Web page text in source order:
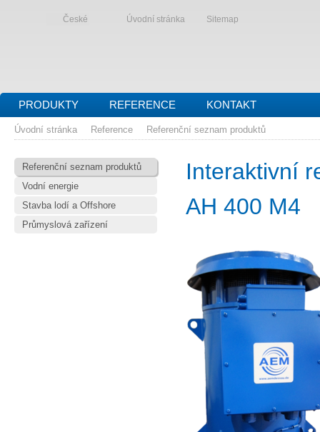
České Úvodní stránka Sitemap
PRODUKTY REFERENCE KONTAKT
Úvodní stránka Reference Referenční seznam produktů
Referenční seznam produktů
Vodní energie
Stavba lodí a Offshore
Průmyslová zařízení
Interaktivní
AH 400 M4